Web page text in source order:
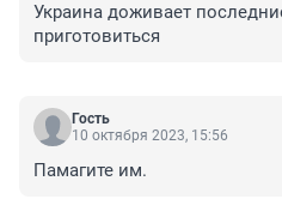
Украина доживает
приготовиться
Гость
10 октября 2023, 15:56
Памагите им.